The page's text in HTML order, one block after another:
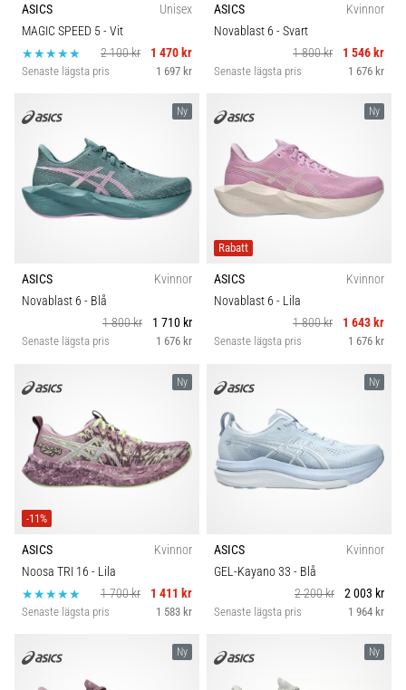
ASICS
Unisex
MAGIC SPEED 5- Vit
2 100 kr
1 470 kr
Senaste lägsta pris 1 697 kr
ASICS
Kvinnor
Novablast 6 - Svart
1 800 kr
1 546 kr
Senaste lägsta pris 1 676 kr
Ny
ASICS
Kvinnor
Novablast 6 - Blå
1 800 kr
1 710 kr
Senaste lägsta pris 1 676 kr
Ny
Rabatt
ASICS
Kvinnor
Novablast 6 - Lila
1 800 kr
1 643 kr
Senaste lägsta pris 1 676 kr
Ny
-11%
ASICS
Kvinnor
Noosa TRI 16 - Lila
1 700 kr
1 411 kr
Senaste lägsta pris 1 583 kr
Ny
ASICS
Kvinnor
GEL-Kayano 33 - Blå
2 200 kr
2 003 kr
Senaste lägsta pris 1 964 kr
Ny Ny